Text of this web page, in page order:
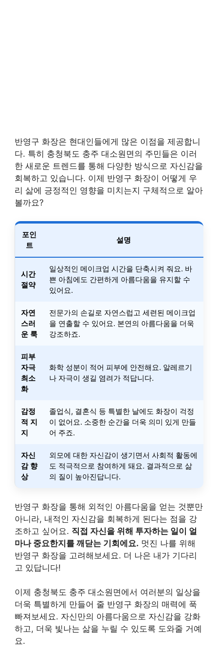
반영구 화장은 현대인들에게 많은 이점을 제공합니
다. 특히 충청북도 충주 대소원면의 주민들은 이러
한 새로운 트렌드를 통해 다양한 방식으로 자신감을
회복하고 있습니다. 이제 반영구 화장이 어떻게 우
리 삶에 긍정적인 영향을 미치는지 구체적으로 알아
볼까요?
포인
트
설명
시간
절약
일상적인 메이크업 시간을 단축시켜 줘요. 바
쁜 아침에도 간편하게 아름다움을 유지할 수
있어요.
자연
스러
운 룩
전문가의 손길로 자연스럽고 세련된 메이크업
을 연출할 수 있어요. 본연의 아름다움을 더욱
강조하죠.
피부
자극
최소
화
화학 성분이 적어 피부에 안전해요. 알레르기
나 자극이 생길 염려가 적답니다.
감정
적 지
지
졸업식, 결혼식 등 특별한 날에도 화장이 걱정
이 없어요. 소중한 순간을 더욱 의미 있게 만들
어 주죠.
자신
감 향
상
외모에 대한 자신감이 생기면서 사회적 활동에
도 적극적으로 참여하게 돼요. 결과적으로 삶
의 질이 높아진답니다.
반영구 화장을 통해 외적인 아름다움을 얻는 것뿐만
아니라, 내적인 자신감을 회복하게 된다는 점을 강
조하고 싶어요. 직접 자신을 위해 투자하는 일이 얼
마나 중요한지를 깨닫는 기회에요. 멋진 나를 위해
반영구 화장을 고려해보세요. 더 나은 내가 기다리
고 있답니다!
이제 충청북도 충주 대소원면에서 여러분의 일상을
더욱 특별하게 만들어 줄 반영구 화장의 매력에 푹
빠져보세요. 자신만의 아름다움으로 자신감을 강화
하고, 더욱 빛나는 삶을 누릴 수 있도록 도와줄 거예
요.